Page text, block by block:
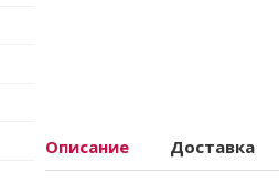
Описание Доставка